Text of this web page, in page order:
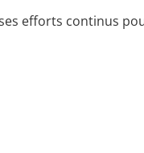
efforts continus